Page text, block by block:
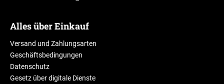
Alles über Einkauf
Versand und Zahlungsarten
Geschäftsbedingungen
Datenschutz
Gesetz über digitale Dienste